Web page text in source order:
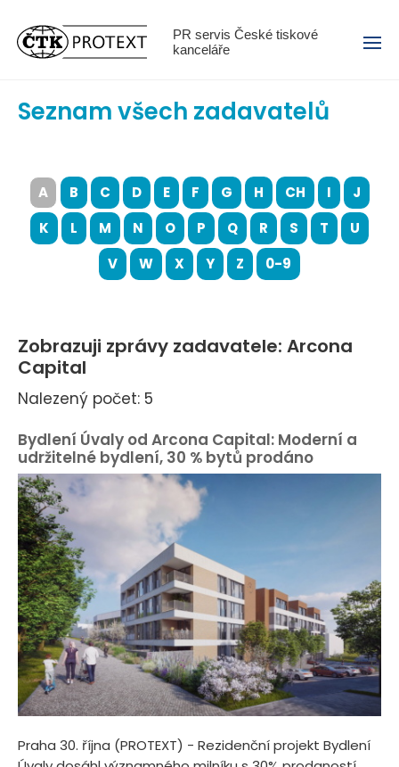
PR servis České tiskové
kanceláře
Menu
Seznam všech zadavatelů
A B C D E F G H CH I
J
K
L M N O P Q R S T
U
V
W X Y Z 0-9
Zobrazuji zprávy zadavatele: Arcona
Capital
Nalezený počet: 5
Bydlení Úvaly od Arcona Capital: Moderní a
udržitelné bydlení, 30 % bytů prodáno
Praha 30. října (PROTEXT) - Rezidenční projekt Bydlení